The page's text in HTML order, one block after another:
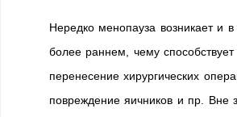
Нередко менопауза возникает и в
более раннем, чему способствует
перенесение хирургических
повреждение яичников и пр. Вне